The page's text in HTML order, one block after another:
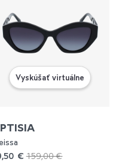
Vyskúšať virtuálne
€159,00 €